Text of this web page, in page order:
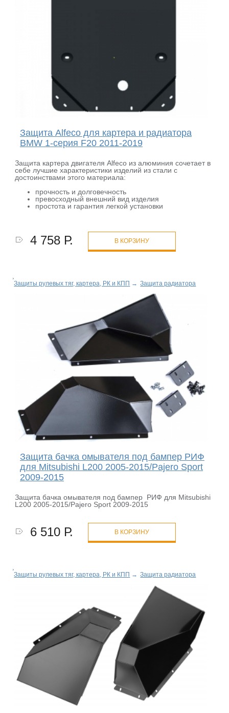
Защита Alfeco для картера и радиатора
BMW 1-серия F20 2011-2019
Защита картера двигателя Alfeco из алюминия сочетает в
себе лучшие характеристики изделий из стали с
достоинствами этого материала:
прочность и долговечность
превосходный внешний вид изделия
простота и гарантия легкой установки
4 758 Р. В КОРЗИНУ
Защиты рулевых тяг, картера, РК и КПП → Защита радиатора
Защита бачка омывателя под бампер РИФ
для Mitsubishi L200 2005-2015/Pajero Sport
2009-2015
Защита бачка омывателя под бампер РИФ для Mitsubishi
L200 2005-2015/Pajero Sport 2009-2015
6 510 Р. В КОРЗИНУ
Защиты рулевых тяг, картера, РК и КПП → Защита радиатора